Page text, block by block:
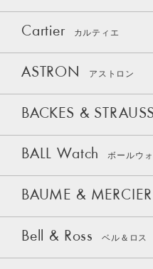
Cartier カルティエ
ASTRON アストロン
BACKES & STRAUSS
BALL Watch ボールウ
BAUME & MERCIER
Bell & Ross ベル＆ロス